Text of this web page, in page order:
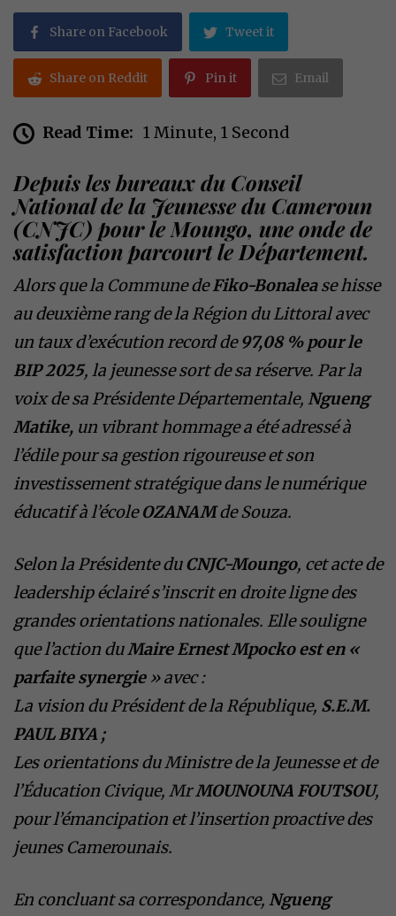
Share on Facebook Tweet it
Share on Reddit Pin it Email
Read Time: 1 Minute, 1 Second
​Depuis les bureaux du Conseil
National de la Jeunesse du Cameroun
(CNJC) pour le Moungo, une onde de
satisfaction parcourt le Département.
Alors que la Commune deFiko-Bonalease hisse
au deuxième rang de la Région du Littoral avec
un taux d’exécution record de97,08 % pour le
BIP 2025, la jeunesse sort de sa réserve. Par la
voix de sa Présidente Départementale, Ngueng
Matike, un vibrant hommage a été adressé à
l’édile pour sa gestion rigoureuse et son
investissement stratégique dans le numérique
éducatif à l’écoleOZANAMde Souza.
Selon la Présidente duCNJC-Moungo, cet acte de
leadership éclairé s’inscrit en droite ligne des
grandes orientations nationales. Elle souligne
que l’action duMaire Ernest Mpocko est en «
parfaite synergie» avec :
​La vision du Président de la République, S.E.M.
PAUL BIYA ;
​Les orientations du Ministre de la Jeunesse et de
l’Éducation Civique, MrMOUNOUNA FOUTSOU,
pour l’émancipation et l’insertion proactive des
jeunes Camerounais.
​En concluant sa correspondance, Ngueng